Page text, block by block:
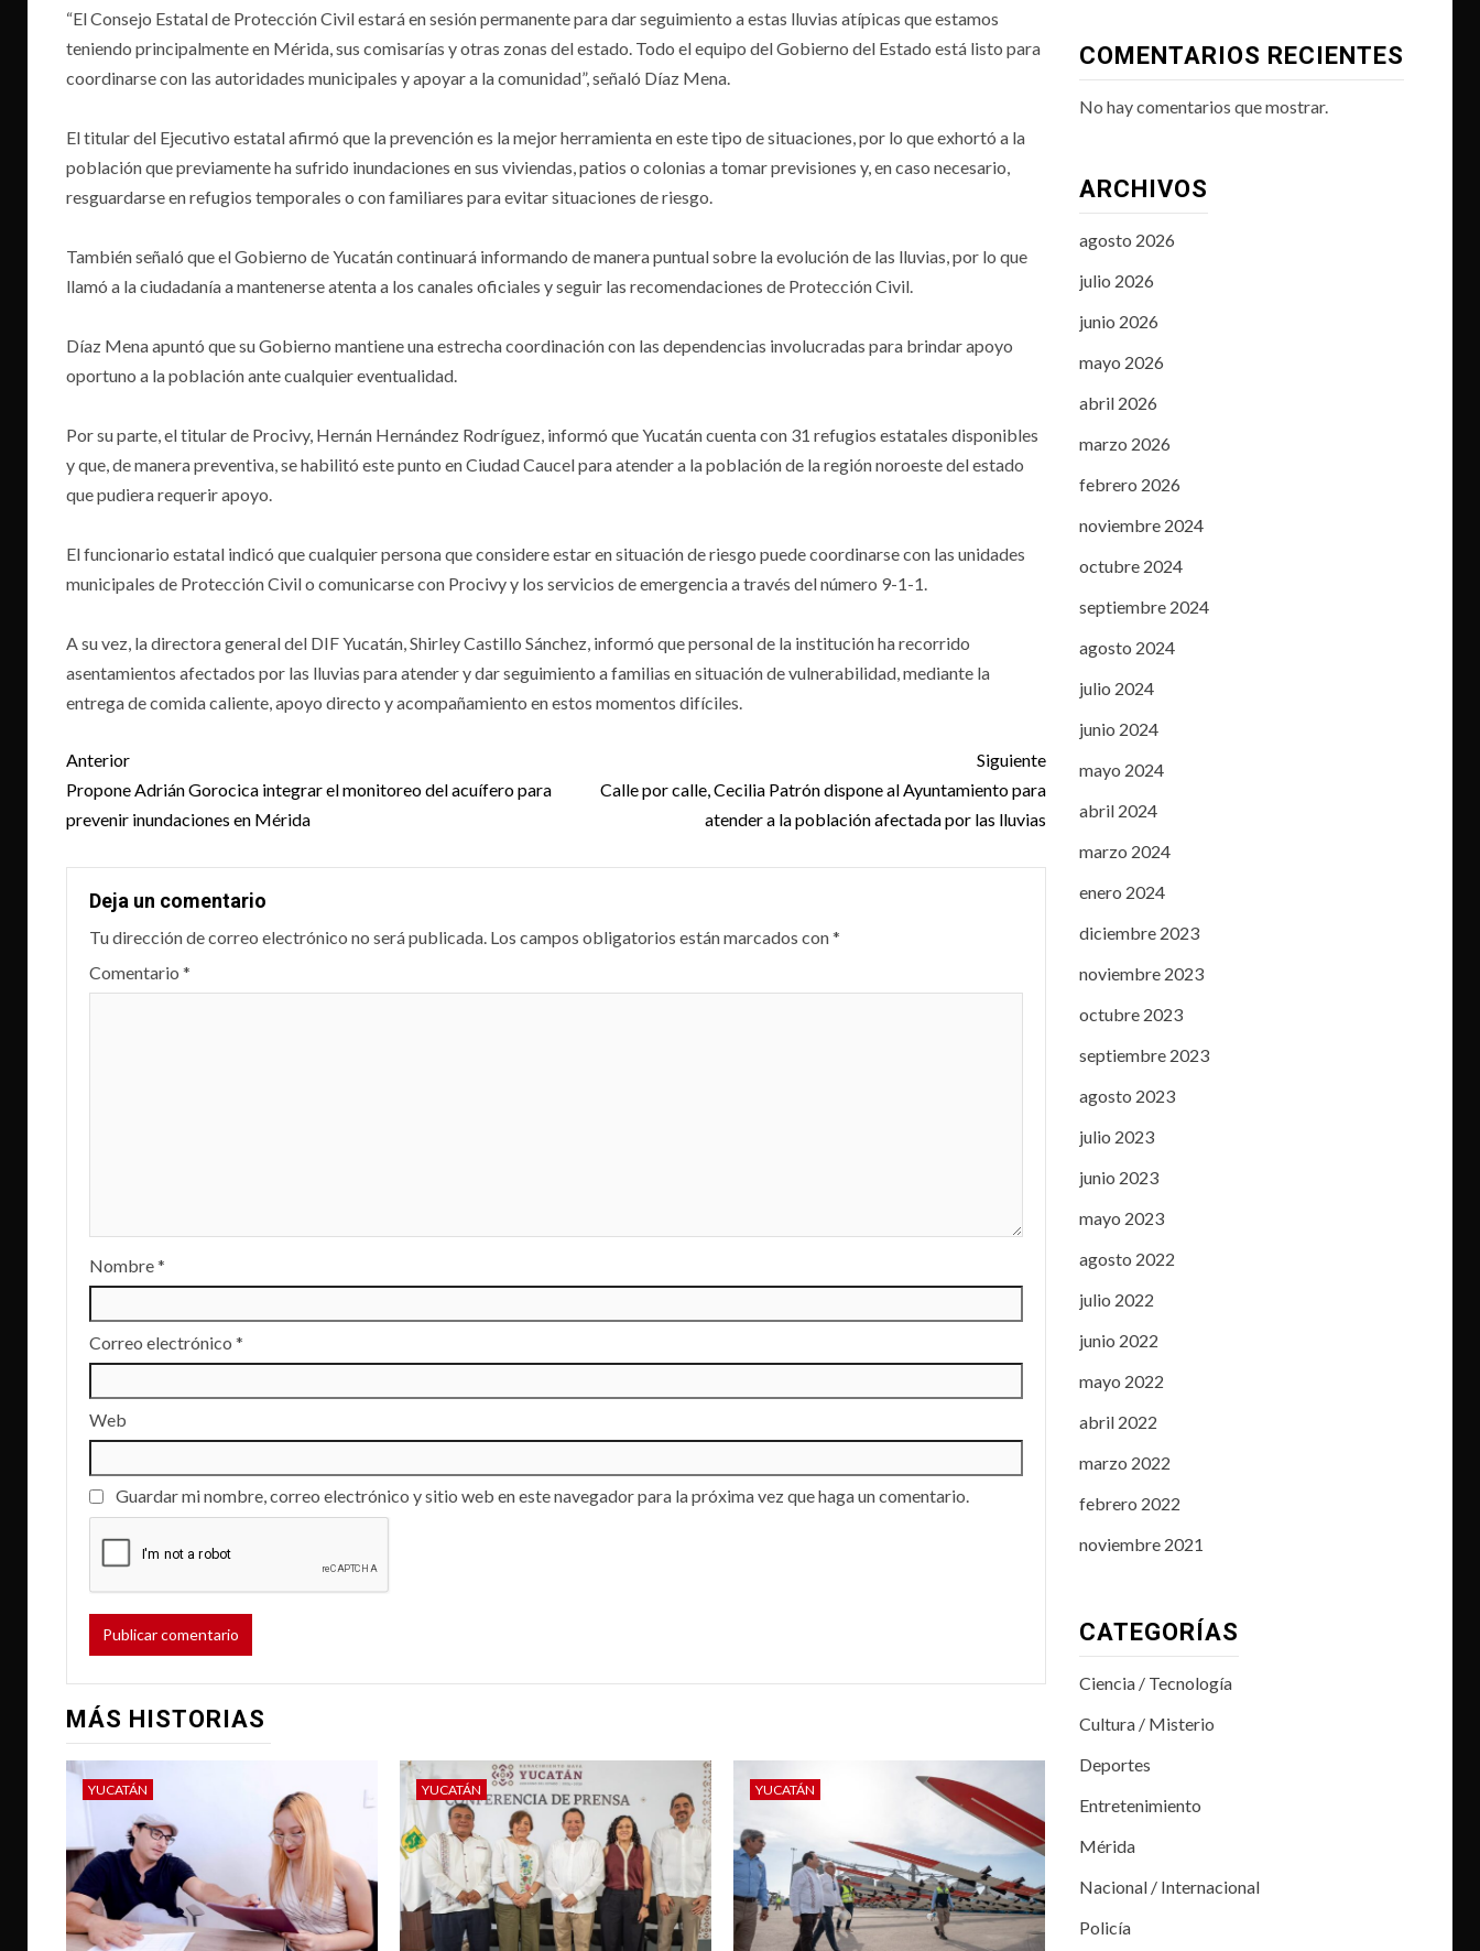
“El Consejo Estatal de Protección Civil estará en sesión permanente para dar seguimiento a estas lluvias atípicas que estamos
teniendo principalmente en Mérida, sus comisarías y otras zonas del estado. Todo el equipo del Gobierno del Estado está listo para
coordinarse con las autoridades municipales y apoyar a la comunidad”, señaló Díaz Mena.
El titular del Ejecutivo estatal afirmó que la prevención es la mejor herramienta en este tipo de situaciones, por lo que exhortó a la
población que previamente ha sufrido inundaciones en sus viviendas, patios o colonias a tomar previsiones y, en caso necesario,
resguardarse en refugios temporales o con familiares para evitar situaciones de riesgo.
También señaló que el Gobierno de Yucatán continuará informando de manera puntual sobre la evolución de las lluvias, por lo que
llamó a la ciudadanía a mantenerse atenta a los canales oficiales y seguir las recomendaciones de Protección Civil.
Díaz Mena apuntó que su Gobierno mantiene una estrecha coordinación con las dependencias involucradas para brindar apoyo
oportuno a la población ante cualquier eventualidad.
Por su parte, el titular de Procivy, Hernán Hernández Rodríguez, informó que Yucatán cuenta con 31 refugios estatales disponibles
y que, de manera preventiva, se habilitó este punto en Ciudad Caucel para atender a la población de la región noroeste del estado
que pudiera requerir apoyo.
El funcionario estatal indicó que cualquier persona que considere estar en situación de riesgo puede coordinarse con las unidades
municipales de Protección Civil o comunicarse con Procivy y los servicios de emergencia a través del número 9-1-1.
A su vez, la directora general del DIF Yucatán, Shirley Castillo Sánchez, informó que personal de la institución ha recorrido
asentamientos afectados por las lluvias para atender y dar seguimiento a familias en situación de vulnerabilidad, mediante la
entrega de comida caliente, apoyo directo y acompañamiento en estos momentos difíciles.
Post
navigation
Anterior
Propone Adrián Gorocica integrar el monitoreo del acuífero para
prevenir inundaciones en Mérida
Siguiente
Calle por calle, Cecilia Patrón dispone al Ayuntamiento para
atender a la población afectada por las lluvias
Deja un comentario
Tu dirección de correo electrónico no será publicada. Los campos obligatorios están marcados con*
Comentario *
Nombre*
Correo electrónico *
Web
Guardar mi nombre, correo electrónico y sitio web en este navegador para la próxima vez que haga un comentario.
MÁS HISTORIAS
YUCATÁN YUCATÁN YUCATÁN
COMENTARIOS RECIENTES
No hay comentarios que mostrar.
ARCHIVOS
agosto 2026
julio 2026
junio 2026
mayo 2026
abril 2026
marzo 2026
febrero 2026
noviembre 2024
octubre 2024
septiembre 2024
agosto 2024
julio 2024
junio 2024
mayo 2024
abril 2024
marzo 2024
enero 2024
diciembre 2023
noviembre 2023
octubre 2023
septiembre 2023
agosto 2023
julio 2023
junio 2023
mayo 2023
agosto 2022
julio 2022
junio 2022
mayo 2022
abril 2022
marzo 2022
febrero 2022
noviembre 2021
CATEGORÍAS
Ciencia / Tecnología
Cultura / Misterio
Deportes
Entretenimiento
Mérida
Nacional / Internacional
Policía